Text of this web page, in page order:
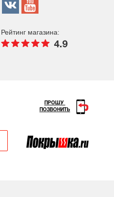
Рейтинг магазина:
4.9
ПРОШУ
ПОЗВОНИТЬ